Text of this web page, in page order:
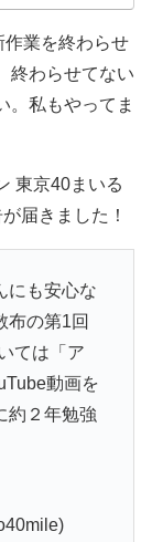
業を終わらせ
終わらせてない
。私もやってま
東京40まいる
届きました！
にも安心な
布の第1回
ては「ア
動画を
約２年勉強